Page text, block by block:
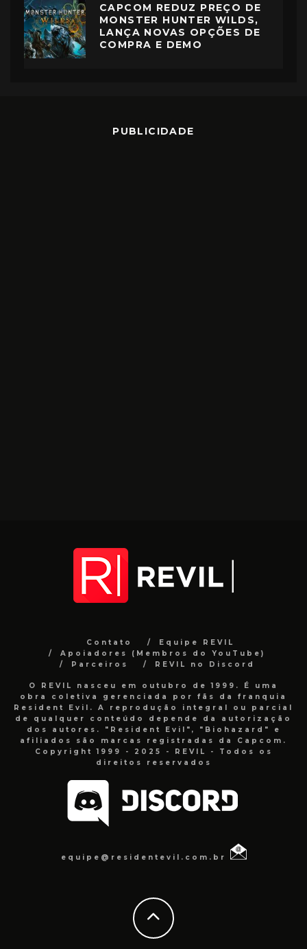
CAPCOM REDUZ PREÇO DE
MONSTER HUNTER WILDS,
LANÇA NOVAS OPÇÕES DE
COMPRA E DEMO
PUBLICIDADE
Contato
Equipe REVIL
Apoiadores (Membros do YouTube)
Parceiros
REVIL no Discord
O REVIL nasceu em outubro de 1999. É uma
obra coletiva gerenciada por fãs da franquia
Resident Evil. A reprodução integral ou parcial
de qualquer conteúdo depende da autorização
dos autores. "Resident Evil", "Biohazard" e
afiliados são marcas registradas da Capcom.
Copyright 1999 - 2025 - REVIL - Todos os
direitos reservados
equipe@residentevil.com.br